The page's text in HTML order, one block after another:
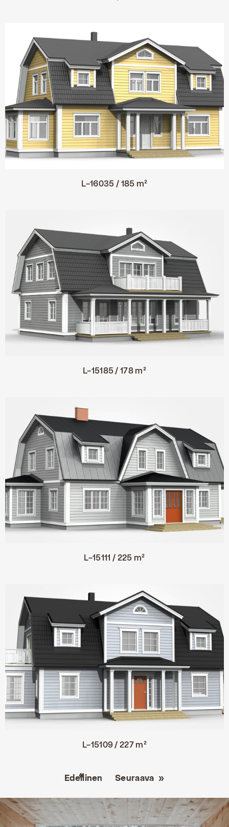
L-16035 / 185 m²
L-15185 / 178 m²
L-15111 / 225 m²
L-15109 / 227 m²
Edellinen Seuraava